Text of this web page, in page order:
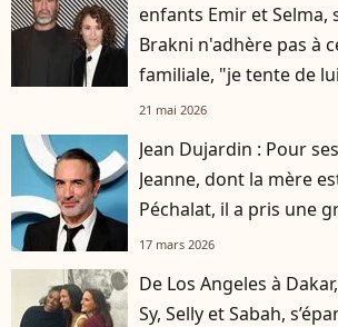
enfants Emir et Selma,
Brakni n'adhère pas à
familiale, "je tente de
d'avis"
21 mai 2026
Jean Dujardin : Pour
Jeanne, dont la mère
Péchalat, il a pris une
17 mars 2026
De Los Angeles à
Sy, Selly et Sabah,